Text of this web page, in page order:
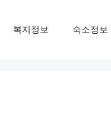
복지정보 숙소정보